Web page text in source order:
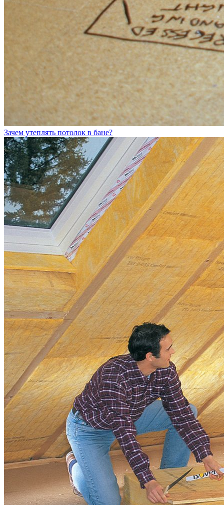
Зачем утеплять потолок в бане?